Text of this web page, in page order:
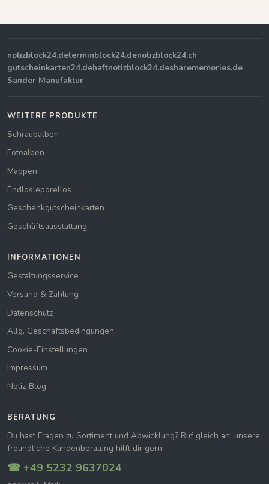
notizblock24.determinblock24.denotizblock24.ch
gutscheinkarten24.dehaftnotizblock24.desharememories.de
Sander Manufaktur
WEITERE PRODUKTE
Schraubalben
Fotoalben
Mappen
Endlosleporellos
Geschenkgutscheinkarten
Geschäftsausstattung
INFORMATIONEN
Gestaltungsservice
Versand & Zahlung
Datenschutz
Allg. Geschäftsbedingungen
Cookie-Einstellungen
Impressum
Notiz-Blog
BERATUNG
Du hast Fragen zu Sortiment und Abwicklung? Ruf gleich an, unsere
freundliche Kundenberatung hilft dir gern.
☎ +49 5232 9637024